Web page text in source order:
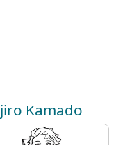
Kamado